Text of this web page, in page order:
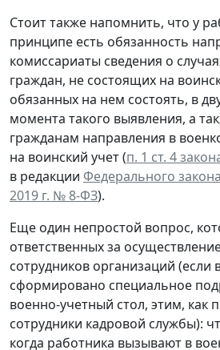
Стоит также напомнить, что у
принципе есть обязанность
комиссариаты сведения о
граждан, не состоящих на
обязанных на нем состоять, в
момента такого выявления, а
гражданам направления в
на воинский учет (п. 1 ст. 4
в редакции Федерального
2019 г. № 8-ФЗ).
Еще один непростой вопрос,
ответственных за
сотрудников организаций (если
сформировано специальное
военно-учетный стол, этим, как
сотрудники кадровой службы):
когда работника вызывают в